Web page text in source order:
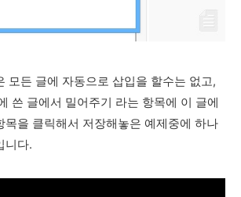
모든 글에 자동으로 삽입을 할수는 없고,
쓴 글에서 밀어주기 라는 항목에 이 글에
목을 클릭해서 저장해놓은 예제중에 하나
니다.